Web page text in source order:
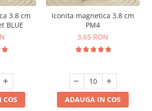
3.8 cm
BLUE
Iconita magnetica 3.8 cm
PM4
3,65 RON
ADAUGA IN COS